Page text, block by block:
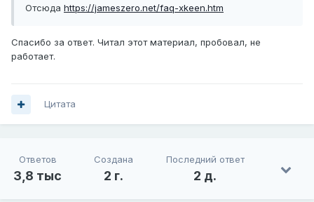
Отсюда https://jameszero.net/faq-xkeen.htm
Спасибо за ответ. Читал этот материал, пробовал, не
работает.
Цитата
Ответов
3,8 тыс
Создана
2 г.
Последний ответ
2 д.